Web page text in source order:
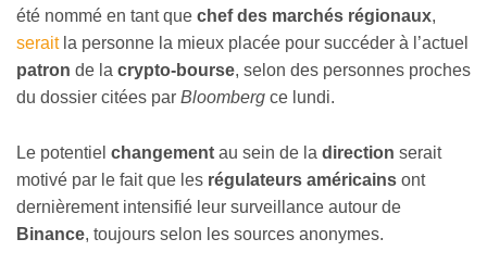
été nommé en tant que chef des marchés régionaux,
seraitla personne la mieux placée pour succéder à l’actuel
patron de la crypto-bourse, selon des personnes proches
du dossier citées par Bloomberg ce lundi.
Le potentiel changement au sein de la direction serait
motivé par le fait que les régulateurs américains ont
dernièrement intensifié leur surveillance autour de
Binance, toujours selon les sources anonymes.